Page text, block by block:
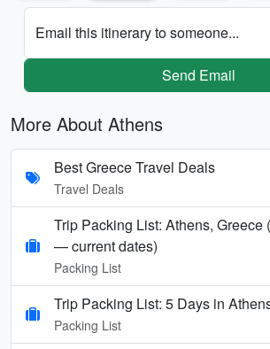
Email this itinerary to someone...
Send Email
More About Athens
Best Greece Travel Deals
Travel Deals
Trip Packing List: Athens, Greece
— current dates)
Packing List
Trip Packing List: 5 Days in
Packing List